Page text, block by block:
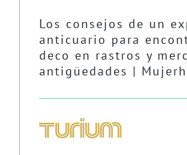
Los consejos de un
anticuario para
deco en rastros y
antigüedades |